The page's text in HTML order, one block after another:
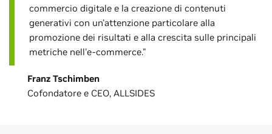
commercio digitale e la creazione di contenuti
generativi con un'attenzione particolare alla
promozione dei risultati e alla crescita sulle principali
metriche nell'e-commerce."
Franz Tschimben
Cofondatore e CEO, ALLSIDES